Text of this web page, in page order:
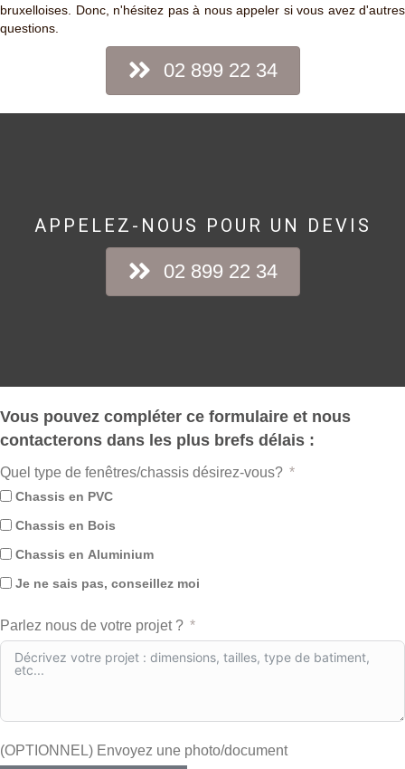
bruxelloises. Donc, n'hésitez pas à nous appeler si vous avez d'autres
questions.
02 899 22 34
APPELEZ-NOUS POUR UN DEVIS
02 899 22 34
Vous pouvez compléter ce formulaire et nous
contacterons dans les plus brefs délais :
Quel type de fenêtres/chassis désirez-vous?
Chassis en PVC
Chassis en Bois
Chassis en Aluminium
Je ne sais pas, conseillez moi
Parlez nous de votre projet ?
(OPTIONNEL) Envoyez une photo/document